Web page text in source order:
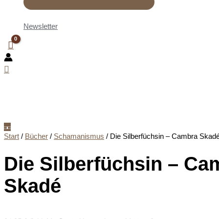
Newsletter
Start / Bücher / Schamanismus / Die Silberfüchsin – Cambra
Die Silberfüchsin –
Skadé